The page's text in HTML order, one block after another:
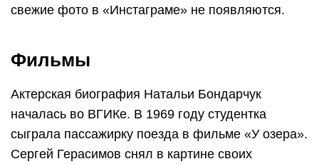
свежие фото в «Инстаграме» не появляются.
Фильмы
Актерская биография Натальи Бондарчук
началась во ВГИКе. В 1969 году студентка
сыграла пассажирку поезда в фильме «У озера».
Сергей Герасимов снял в картине своих